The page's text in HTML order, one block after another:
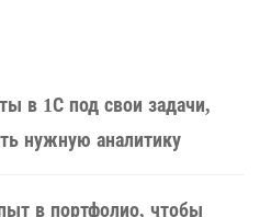
в 1С под свои задачи,
нужную аналитику
в портфолио, чтобы